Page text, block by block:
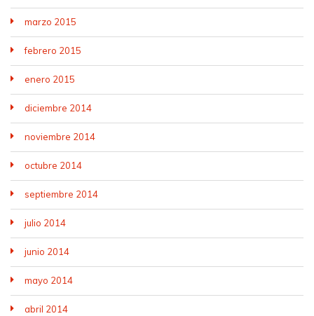
marzo 2015
febrero 2015
enero 2015
diciembre 2014
noviembre 2014
octubre 2014
septiembre 2014
julio 2014
junio 2014
mayo 2014
abril 2014